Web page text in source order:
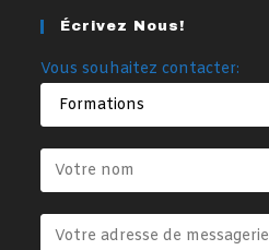
Écrivez Nous!
Vous souhaitez contacter: